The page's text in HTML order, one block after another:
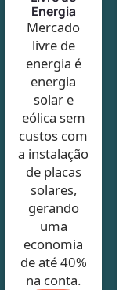
Energia
Mercado
livre de
energia é
energia
solar e
eólica sem
custos com
a instalação
de placas
solares,
gerando
uma
economia
de até 40%
na conta.